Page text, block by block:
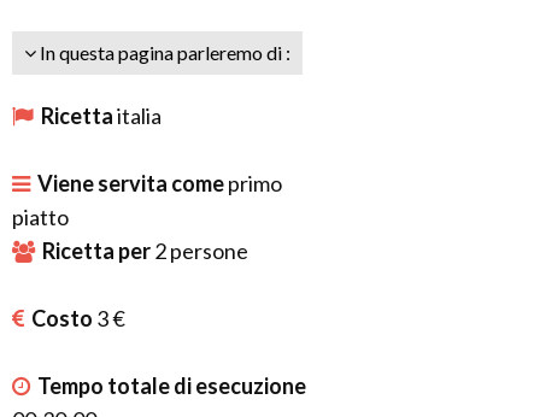
In questa pagina parleremo di :
Ricettaitalia
Viene servita comeprimo
piatto
Ricetta per2persone
Costo 3 €
Tempo totale di esecuzione